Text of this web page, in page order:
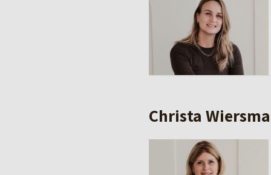
Christa Wiersma